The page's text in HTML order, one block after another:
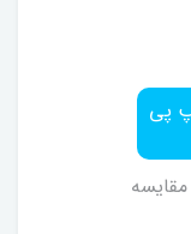
پی
مقایسه